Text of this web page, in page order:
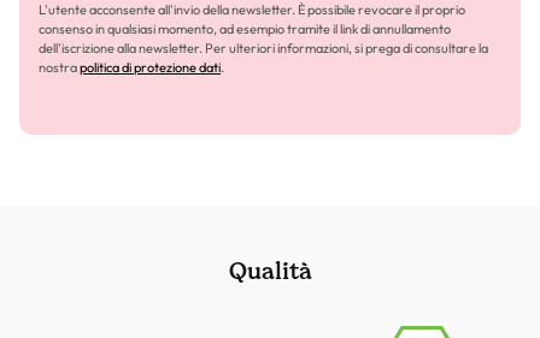
L'utente acconsente all'invio della newsletter. È possibile revocare il proprio
consenso in qualsiasi momento, ad esempio tramite il link di annullamento
dell'iscrizione alla newsletter. Per ulteriori informazioni, si prega di consultare la
nostrapolitica di protezione dati.
Qualità